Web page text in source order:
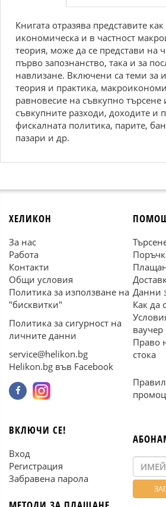
Книгата отразява представите
икономическа и в частност
теория, може да се представи на
първо запознанство, така и за
навлизане. Включени са теми за
теория и практика,
равновесие на съвкупно търсене
съвкупните разходи, доходите и
фискалната политика, парите,
пазари и др.
ХЕЛИКОН
За нас
Работа
Контакти
Общи условия
Политика за използване на
"бисквитки"
Политика за сигурност на
личните данни
service@helikon.bg
Helikon.bg във Facebook
Данни
Как да
ваучер
Право
стока
ВКЛЮЧИ СЕ!
Вход
Регистрация
Забравена парола